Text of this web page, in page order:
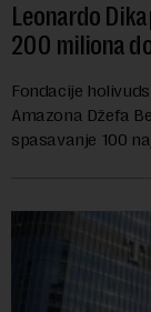
Leonardo
200 miliona
Fondacije
Amazona Džefa
spasavanje 100